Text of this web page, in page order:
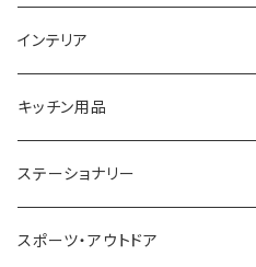
GAGA MILANO
CACTUS
TIMEX
NIXON
MICHAEL KORS
NO BRAND
SAAMA HOMME
ARNOLD PALMER
MICHAEL KORS
DIESEL
FOLLI FOLLIE
POLICE
PAUL HEWITT
22designstudio
栃木レザー
NIKE
DUNHILL
NEWYORKER
MANHATTAN PORTAGE
United HOMME
RODANIA
BEAMZSQUARE
インテリア
CRYSTOCRAFT
SEIKO
CITIZEN
キッチン用品
I'mD
Helios
ステーショナリー
LAMY
スポーツ・アウトドア